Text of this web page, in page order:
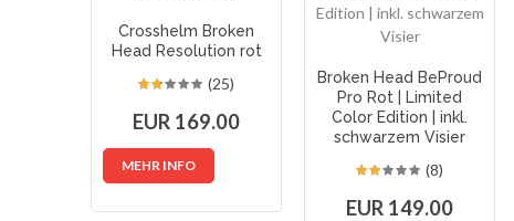
Crosshelm Broken
Head Resolution rot
(25)
EUR 169.00
MEHR INFO
Broken Head BeProud
Pro Rot | Limited
Color Edition | inkl.
schwarzem Visier
(8)
EUR 149.00